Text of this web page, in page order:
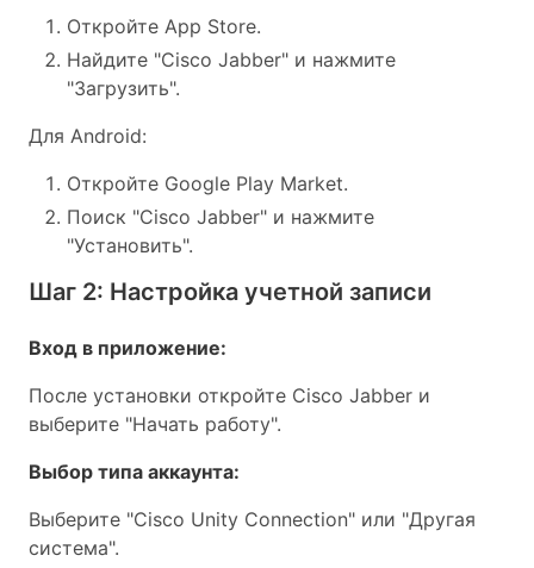
Откройте App Store.
Найдите "Cisco Jabber" и нажмите
"Загрузить".
Для Android:
Откройте Google Play Market.
Поиск "Cisco Jabber" и нажмите
"Установить".
Шаг 2: Настройка учетной записи
Вход в приложение:
После установки откройте Cisco Jabber и
выберите "Начать работу".
Выбор типа аккаунта:
Выберите "Cisco Unity Connection" или "Другая
система".